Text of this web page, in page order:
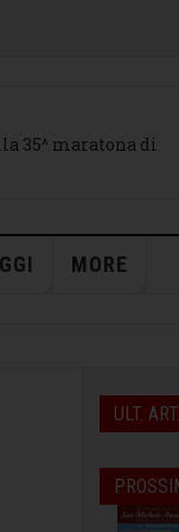
35^ maratona di
MORE
ULT. ART.